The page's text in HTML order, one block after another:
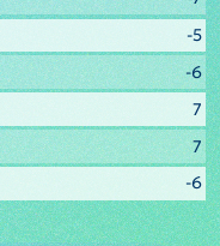
-5
-6
7
7
-6